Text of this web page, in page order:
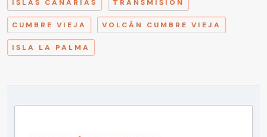
ISLAS CANARIAS TRANSMISIÓN
CUMBRE VIEJA VOLCÁN CUMBRE VIEJA
ISLA LA PALMA